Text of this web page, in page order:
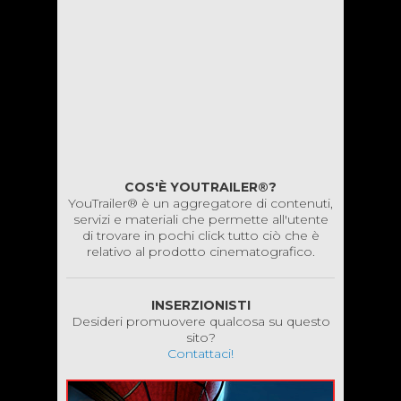
COS'È YOUTRAILER®?
YouTrailer® è un aggregatore di contenuti,
servizi e materiali che permette all'utente
di trovare in pochi click tutto ciò che è
relativo al prodotto cinematografico.
INSERZIONISTI
Desideri promuovere qualcosa su questo
sito?
Contattaci!